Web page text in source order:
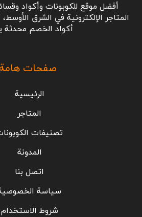
أفضل موقع للكوبونات وأكواد
المتاجر الإلكترونية في الشرق
أكواد الخصم محدثة
صفحات هامة
الرئيسية
المتاجر
تصنيفات
المدونة
اتصل بنا
سياسة
شروط الاستخدام